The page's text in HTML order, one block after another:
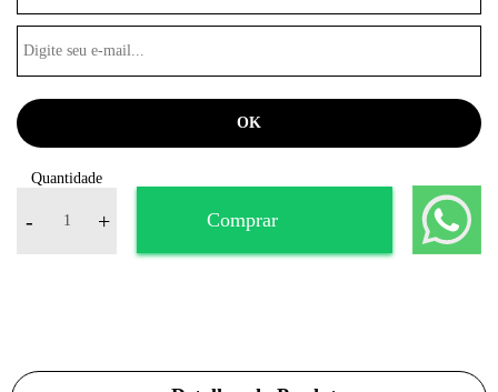
Quantidade
- + Comprar